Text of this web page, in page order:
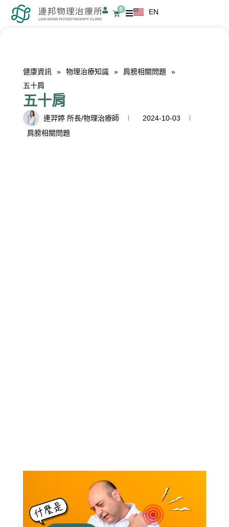
0
購
EN
健康資訊 » 物理治療知識 » 肩膀相關問題
»
五十肩
五十肩
連羿婷 所長/物理治療師
2024-10-03
肩膀相關問題